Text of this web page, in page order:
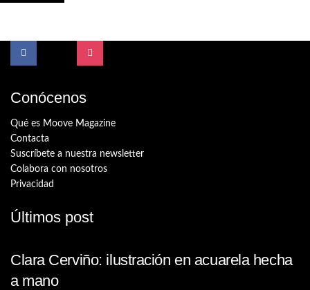
Conócenos
Qué es Moove Magazine
Contacta
Suscríbete a nuestra newsletter
Colabora con nosotros
Privacidad
Últimos post
Clara Cerviño: ilustración en acuarela hecha
a mano